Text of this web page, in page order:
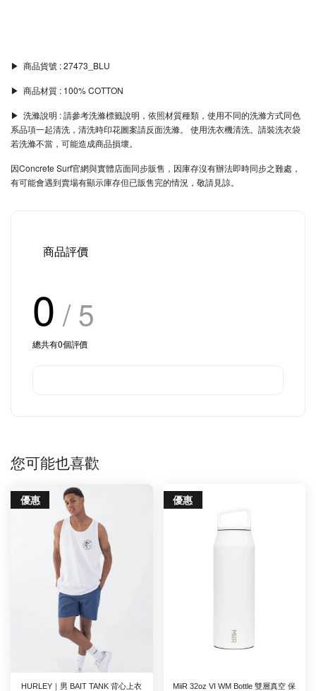
▶︎ 商品貨號 : 27473_BLU
▶︎ 商品材質 : 100% COTTON
▶︎ 洗滌說明 : 請參考洗滌標籤說明，依照材質種類，使用不同的洗滌方式同色
系品項一起清洗，清洗時印花圖案請反面洗滌。 使用洗衣機清洗。請裝洗衣袋
若洗滌不當，可能造成商品損壞。
因Concrete Surf官網與實體店面同步販售，因庫存沒有辦法即時同步之難處，
有可能會遇到賣場有顯示庫存但已販售完的情況，敬請見諒。
商品評價
0 / 5
總共有0個評價
您可能也喜歡
優惠
HURLEY｜男 BAIT TANK 背心上衣
優惠
MiiR 32oz VI WM Bottle 雙層真空 保